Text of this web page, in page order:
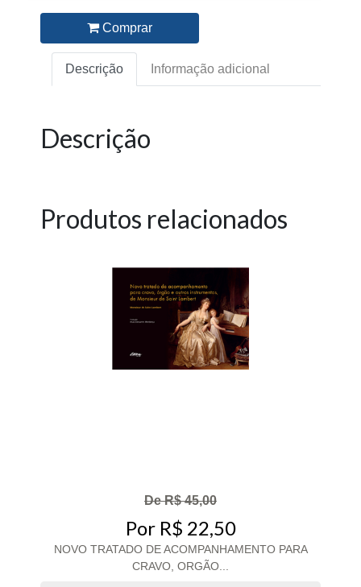
Comprar
Descrição Informação adicional
Descrição
Produtos relacionados
De R$ 45,00
Por R$ 22,50
NOVO TRATADO DE ACOMPANHAMENTO PARA
CRAVO, ORGÃO...